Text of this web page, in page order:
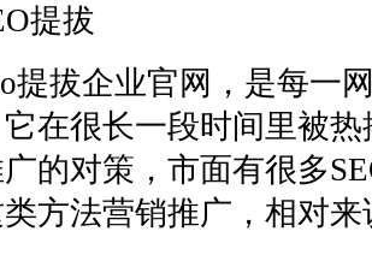
提拔
拔企业官网，是每一
在很长一段时间里被
的对策，市面有很多
方法营销推广，相对